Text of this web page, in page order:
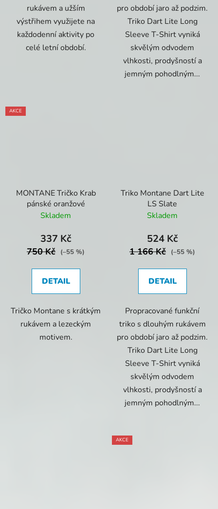
rukávem a užším
výstřihem využijete na
každodenní aktivity po
celé letní období.
pro období jaro až podzim.
Triko Dart Lite Long
Sleeve T-Shirt vyniká
skvělým odvodem
vlhkosti, prodyšností a
jemným pohodlným...
AKCE
MONTANE Tričko Krab
pánské oranžové
Skladem
337 Kč
750 Kč (–55 %)
DETAIL
Tričko Montane s krátkým
rukávem a lezeckým
motivem.
Triko Montane Dart Lite
LS Slate
Skladem
524 Kč
1 166 Kč (–55 %)
DETAIL
Propracované funkční
triko s dlouhým rukávem
pro období jaro až podzim.
Triko Dart Lite Long
Sleeve T-Shirt vyniká
skvělým odvodem
vlhkosti, prodyšností a
jemným pohodlným...
AKCE